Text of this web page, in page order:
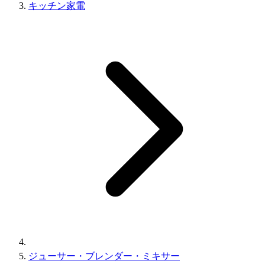
キッチン家電
ジューサー・ブレンダー・ミキサー